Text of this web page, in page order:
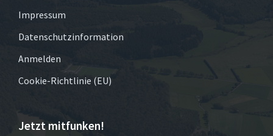
Impressum
Datenschutzinformation
Anmelden
Cookie-Richtlinie (EU)
Jetzt mitfunken!